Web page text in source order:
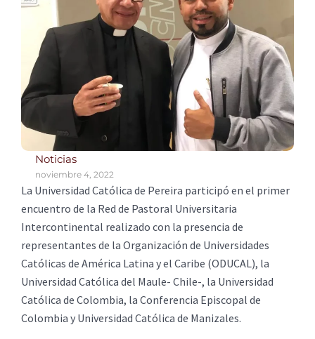
Noticias
noviembre 4, 2022
La Universidad Católica de Pereira participó en el primer
encuentro de la Red de Pastoral Universitaria
Intercontinental realizado con la presencia de
representantes de la Organización de Universidades
Católicas de América Latina y el Caribe (ODUCAL), la
Universidad Católica del Maule- Chile-, la Universidad
Católica de Colombia, la Conferencia Episcopal de
Colombia y Universidad Católica de Manizales.